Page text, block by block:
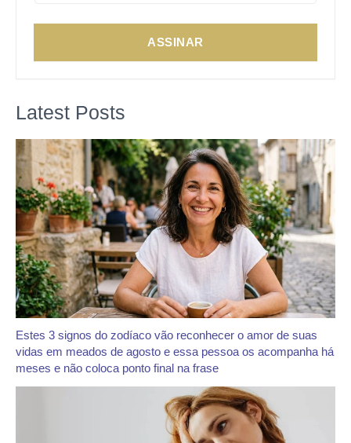
ASSINAR
Latest Posts
Estes 3 signos do zodíaco vão reconhecer o amor de suas
vidas em meados de agosto e essa pessoa os acompanha há
meses e não coloca ponto final na frase